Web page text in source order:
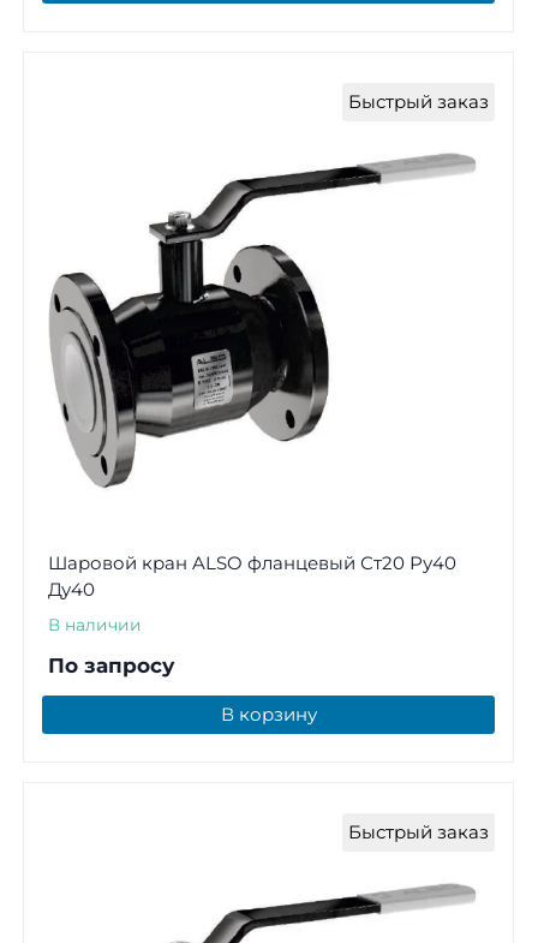
Быстрый заказ
Шаровой кран ALSO фланцевый Ст20 Ру40
Ду40
В наличии
По запросу
В корзину
Быстрый заказ